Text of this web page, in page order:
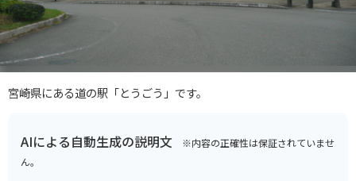
宮崎県にある道の駅「とうごう」です。
AIによる自動生成の説明文 ※内容の正確性は保証されていませ
ん。